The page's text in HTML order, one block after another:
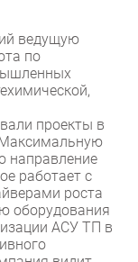
ведущую
по
проекты в
направление
работает с
роста
оборудования
АСУ ТП в